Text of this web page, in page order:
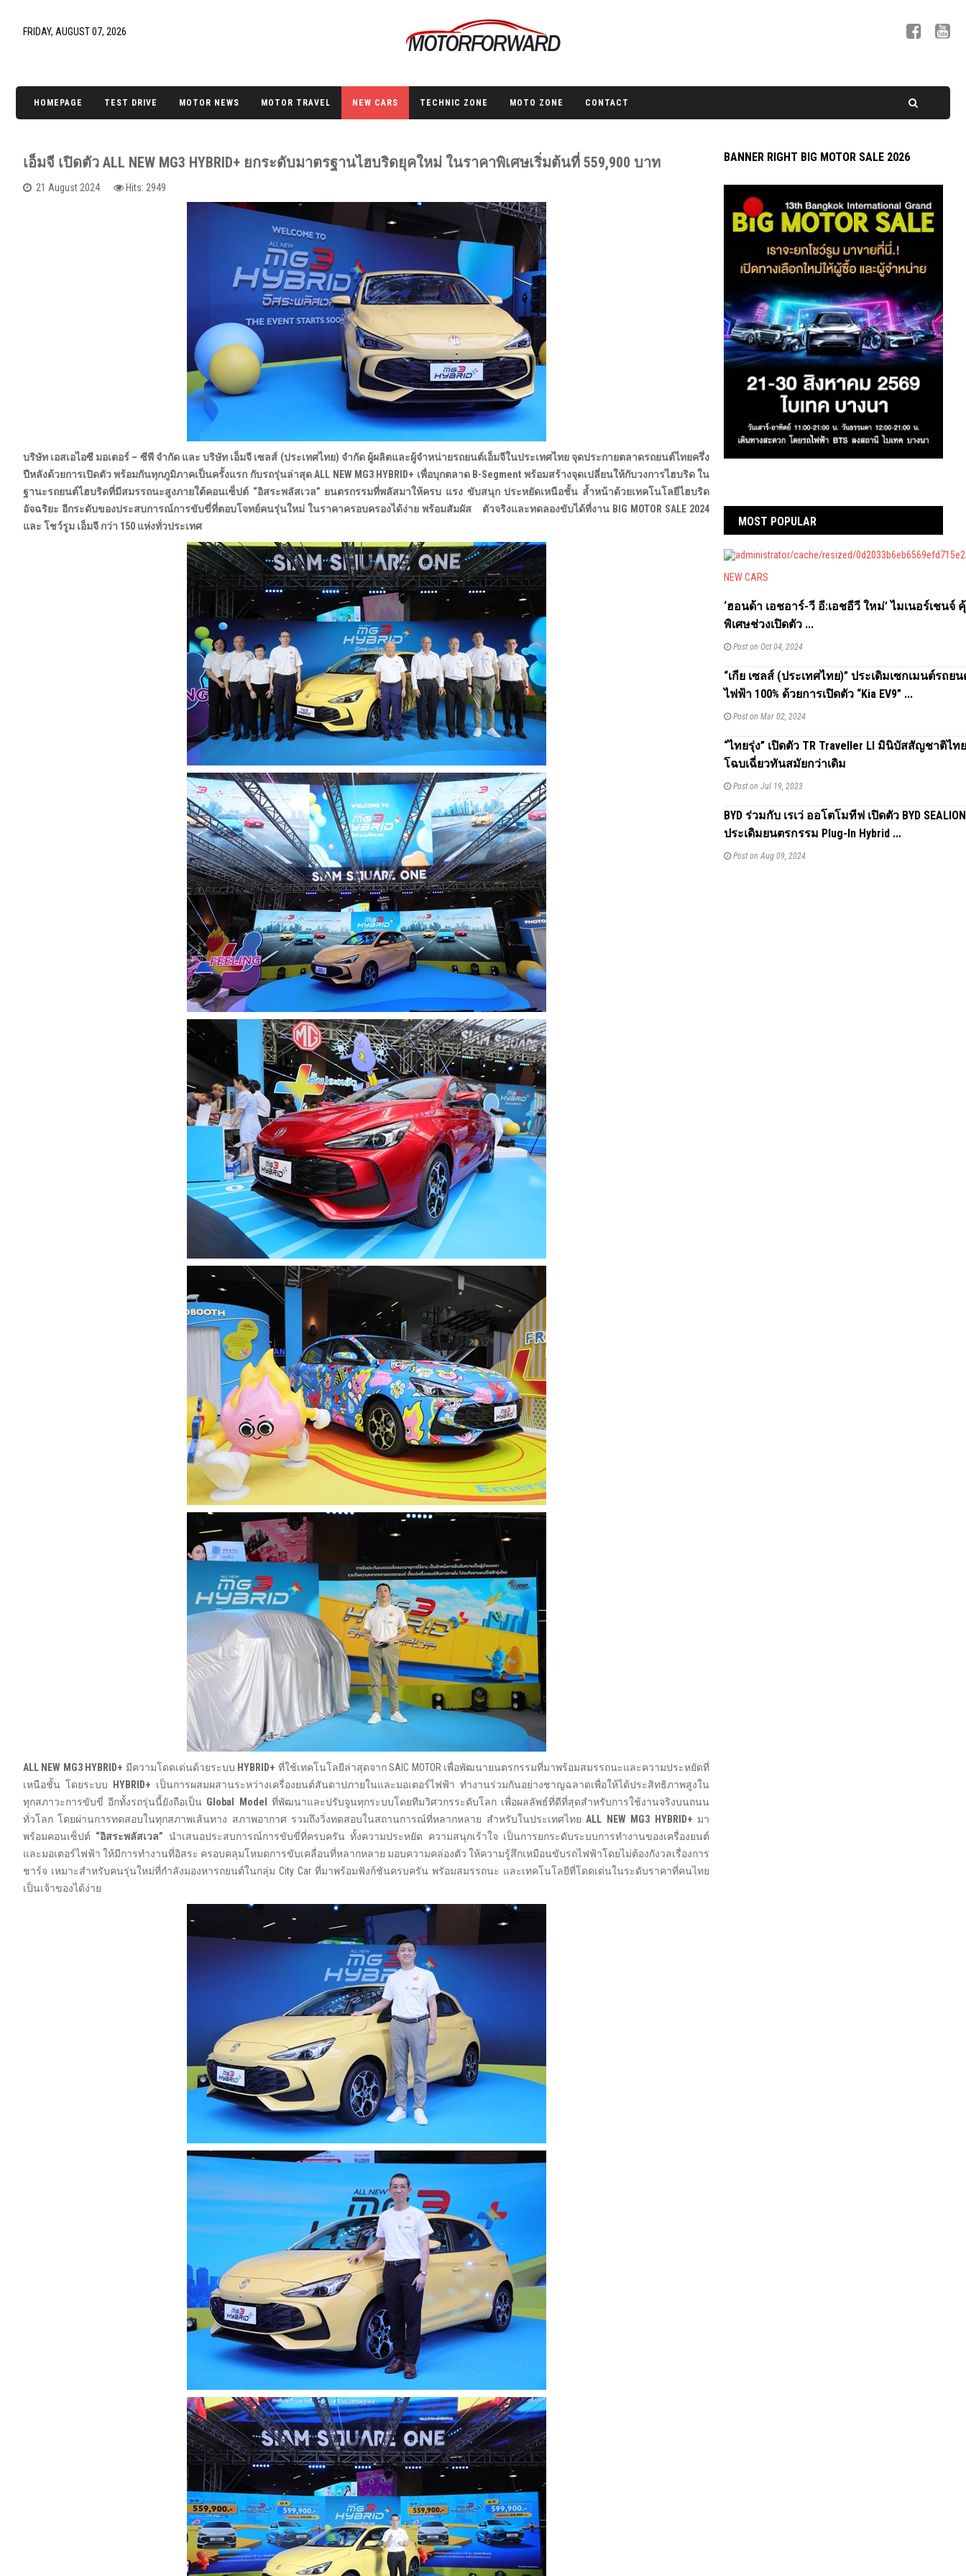
FRIDAY, AUGUST 07, 2026
HOMEPAGE TEST DRIVE MOTOR NEWS MOTOR TRAVEL NEW CARS TECHNIC ZONE MOTO ZONE CONTACT
เอ็มจี เปิดตัว ALL NEW MG3 HYBRID+ ยกระดับมาตรฐานไฮบริดยุคใหม่ ในราคาพิเศษเริ่มต้นที่ 559,900 บาท
21 August 2024 Hits: 2949
บริษัท เอสเอไอซี มอเตอร์ – ซีพี จำกัด และ บริษัท เอ็มจี เซลส์ (ประเทศไทย) จำกัด ผู้ผลิตและผู้จำหน่ายรถยนต์เอ็มจีในประเทศไทย จุดประกายตลาดรถยนต์ไทยครึ่ง
ปีหลังด้วยการเปิดตัว พร้อมกันทุกภูมิภาคเป็นครั้งแรก กับรถรุ่นล่าสุด ALL NEW MG3 HYBRID+ เพื่อบุกตลาด B-Segment พร้อมสร้างจุดเปลี่ยนให้กับวงการไฮบริด ใน
ฐานะรถยนต์ไฮบริดที่มีสมรรถนะสูงภายใต้คอนเซ็ปต์ “อิสระพลัสเวล” ยนตรกรรมที่พลัสมาให้ครบ แรง ขับสนุก ประหยัดเหนือชั้น ล้ำหน้าด้วยเทคโนโลยีไฮบริด
อัจฉริยะ อีกระดับของประสบการณ์การขับขี่ที่ตอบโจทย์คนรุ่นใหม่ ในราคาครอบครองได้ง่าย พร้อมสัมผัส ตัวจริงและทดลองขับได้ที่งาน BIG MOTOR SALE 2024
และ โชว์รูม เอ็มจี กว่า 150 แห่งทั่วประเทศ
ALL NEW MG3 HYBRID+ มีความโดดเด่นด้วยระบบ HYBRID+ ที่ใช้เทคโนโลยีล่าสุดจาก SAIC MOTOR เพื่อพัฒนายนตรกรรมที่มาพร้อมสมรรถนะและความประหยัดที่
เหนือชั้น โดยระบบ
HYBRID+ เป็นการผสมผสานระหว่างเครื่องยนต์สันดาปภายในและมอเตอร์ไฟฟ้า ทำงานร่วมกันอย่างชาญฉลาดเพื่อให้ได้ประสิทธิภาพสูงใน
ทุกสภาวะการขับขี่ อีกทั้งรถรุ่นนี้ยังถือเป็น Global Model
ที่พัฒนาและปรับจูนทุกระบบโดยทีมวิศวกรระดับโลก เพื่อผลลัพธ์ที่ดีที่สุดสำหรับการใช้งานจริงบนถนน
ทั่วโลก โดยผ่านการทดสอบในทุกสภาพเส้นทาง สภาพอากาศ รวมถึงวิ่งทดสอบในสถานการณ์ที่หลากหลาย สำหรับในประเทศไทย ALL NEW MG3 HYBRID+ มา
พร้อมคอนเซ็ปต์ “อิสระพลัสเวล” นำเสนอประสบการณ์การขับขี่ที่ครบครัน ทั้งความประหยัด ความสนุกเร้าใจ เป็นการยกระดับระบบการทำงานของเครื่องยนต์
และมอเตอร์ไฟฟ้า ให้มีการทำงานที่อิสระ ครอบคลุมโหมดการขับเคลื่อนที่หลากหลาย มอบความคล่องตัว ให้ความรู้สึกเหมือนขับรถไฟฟ้าโดยไม่ต้องกังวลเรื่องการ
ชาร์จ เหมาะสำหรับคนรุ่นใหม่ที่กำลังมองหารถยนต์ในกลุ่ม City Car ที่มาพร้อมฟังก์ชันครบครัน พรัอมสมรรถนะ และเทคโนโลยีที่โดดเด่นในระดับราคาที่คนไทย
เป็นเจ้าของได้ง่าย
BANNER RIGHT BIG MOTOR SALE 2026
MOST POPULAR
NEW CARS
‘ฮอนด้า เอชอาร์-วี อี:เอชอีวี ใหม่’ ไมเนอร์เชน
พิเศษช่วงเปิดตัว ...
Post on Oct 04, 2024
“เกีย เซลส์ (ประเทศไทย)” ประเดิมเซกเมนต์รถ
ไฟฟ้า 100% ด้วยการเปิดตัว “Kia EV9” ...
Post on Mar 02, 2024
“ไทยรุ่ง” เปิดตัว TR Traveller Ll มินิบัสสัญชาติไ
โฉบเฉี่ยวทันสมัยกว่าเดิม
Post on Jul 19, 2023
BYD ร่วมกับ เรเว่ ออโตโมทีฟ เปิดตัว BYD
ประเดิมยนตรกรรม Plug-In Hybrid ...
Post on Aug 09, 2024